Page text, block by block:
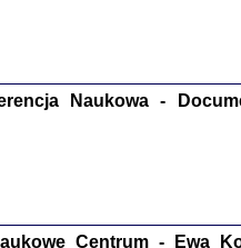
nr
Naukowa -
Centrum - Ewa